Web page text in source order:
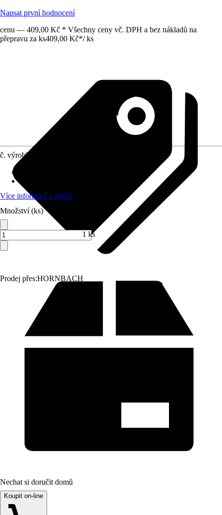
Napsat první hodnocení
cenu — 409,00 Kč * Všechny ceny vč. DPH a bez nákladů na
přepravu za ks409,00 Kč*/ ks
Prodej přes:HORNBACH
č. výrobku
Více informací o zboží
Množství (ks)
1 ks
Nechat si doručit domů
Koupit on-line